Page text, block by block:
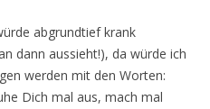
abgrundtief krank
dann aussieht!), da würde ich
werden mit den Worten:
Dich mal aus, mach mal